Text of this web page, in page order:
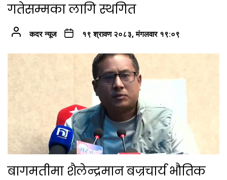
गतेसम्मका लागि स्थगित
कदर न्यूज १९ श्रावण २०८३, मंगलवार १९:०९
बागमतीमा शैलेन्द्रमान बज्रचार्य भौतिक